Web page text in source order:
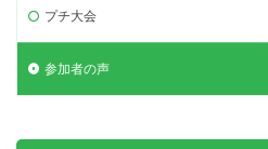
プチ大会
参加者の声